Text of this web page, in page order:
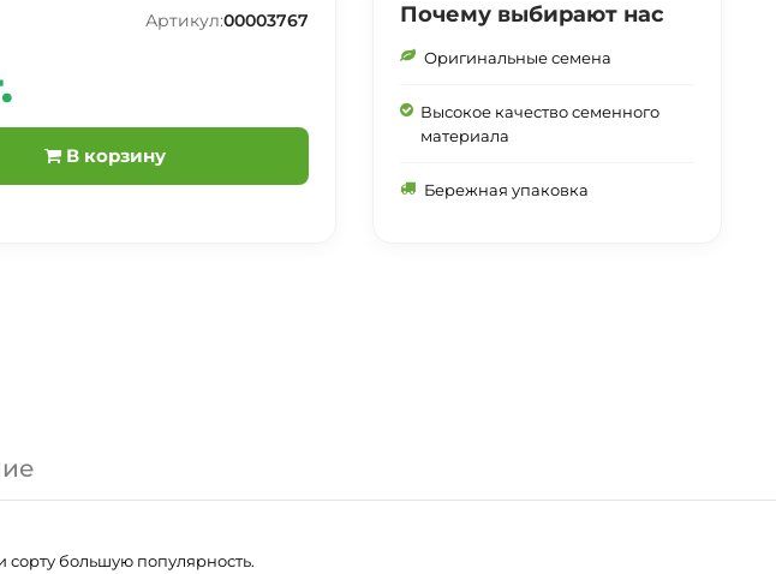
Артикул:00003767
В корзину
Почему выбирают нас
Оригинальные семена
Высокое качество семенного
материала
Бережная упаковка
сорту большую популярность.